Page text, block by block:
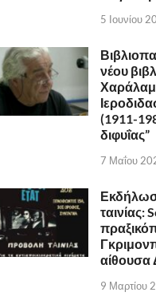
5 Ιουνίου
νέου
(1911-
διφυΐας”
7 Μαΐου
ταινίας:
9 Μαρτίου